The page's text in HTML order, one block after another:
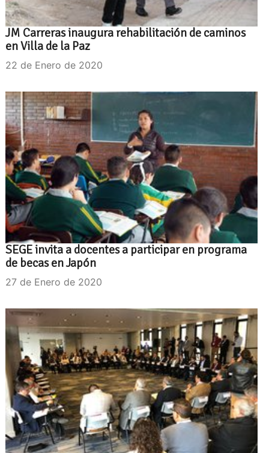
JM Carreras inaugura rehabilitación de caminos
en Villa de la Paz
22 de Enero de 2020
SEGE invita a docentes a participar en programa
de becas en Japón
27 de Enero de 2020